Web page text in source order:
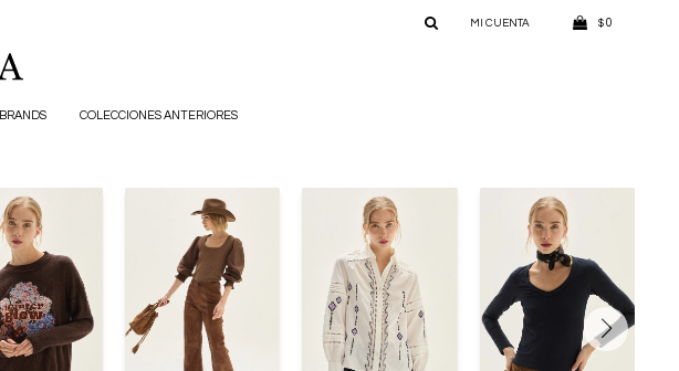
BRANDS COLECCIONES ANTERIORES
$ 0